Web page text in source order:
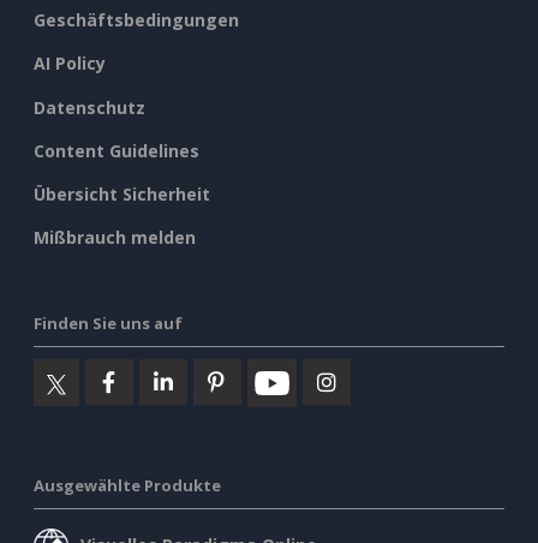
Geschäftsbedingungen
AI Policy
Datenschutz
Content Guidelines
Übersicht Sicherheit
Mißbrauch melden
Finden Sie uns auf
Ausgewählte Produkte